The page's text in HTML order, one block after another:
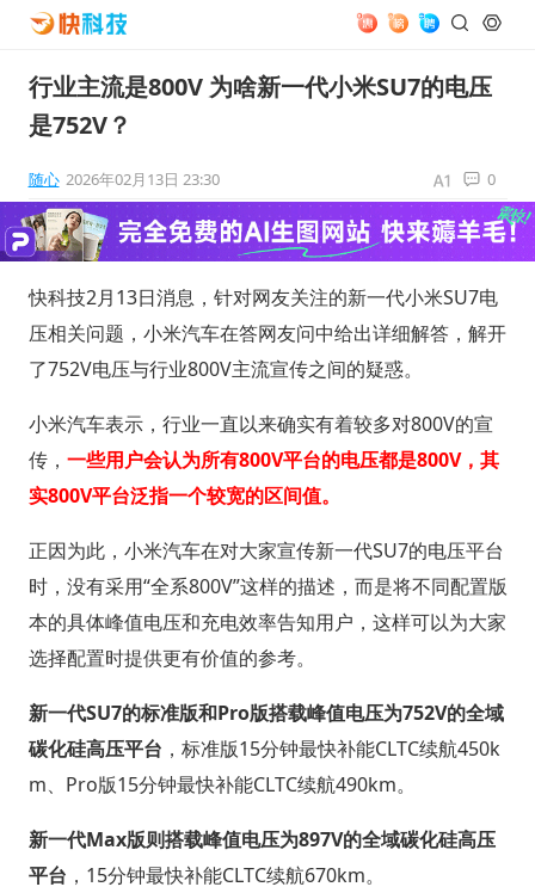
行业主流是800V 为啥新一代小米SU7的电压
是752V？
随心 2026年02月13日 23:30 0
快科技2月13日消息，针对网友关注的新一代小米SU7电
压相关问题，小米汽车在答网友问中给出详细解答，解开
了752V电压与行业800V主流宣传之间的疑惑。
小米汽车表示，行业一直以来确实有着较多对800V的宣
传， 一些用户会认为所有800V平台的电压都是800V，其
实800V平台泛指一个较宽的区间值。
正因为此，小米汽车在对大家宣传新一代SU7的电压平台
时，没有采用“全系800V”这样的描述，而是将不同配置版
本的具体峰值电压和充电效率告知用户，这样可以为大家
选择配置时提供更有价值的参考。
新一代SU7的标准版和Pro版搭载峰值电压为752V的全域
碳化硅高压平台 ，标准版15分钟最快补能CLTC续航450k
m、Pro版15分钟最快补能CLTC续航490km。
新一代Max版则搭载峰值电压为897V的全域碳化硅高压
平台 ，15分钟最快补能CLTC续航670km。